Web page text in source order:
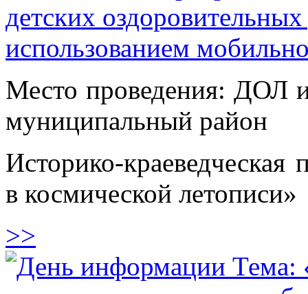
детских
использованием
Место проведения: ДОЛ
муниципальный район
Историко-краеведческая
в космической летописи»
>>